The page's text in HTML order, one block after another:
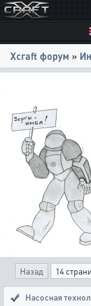
Xcraft форум »
Назад 14
Насосная